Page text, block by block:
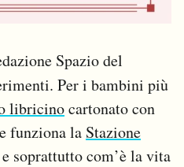
Spazio del
Per i bambini più
libricinocartonato con
funziona la Stazione
soprattutto com’è la vita